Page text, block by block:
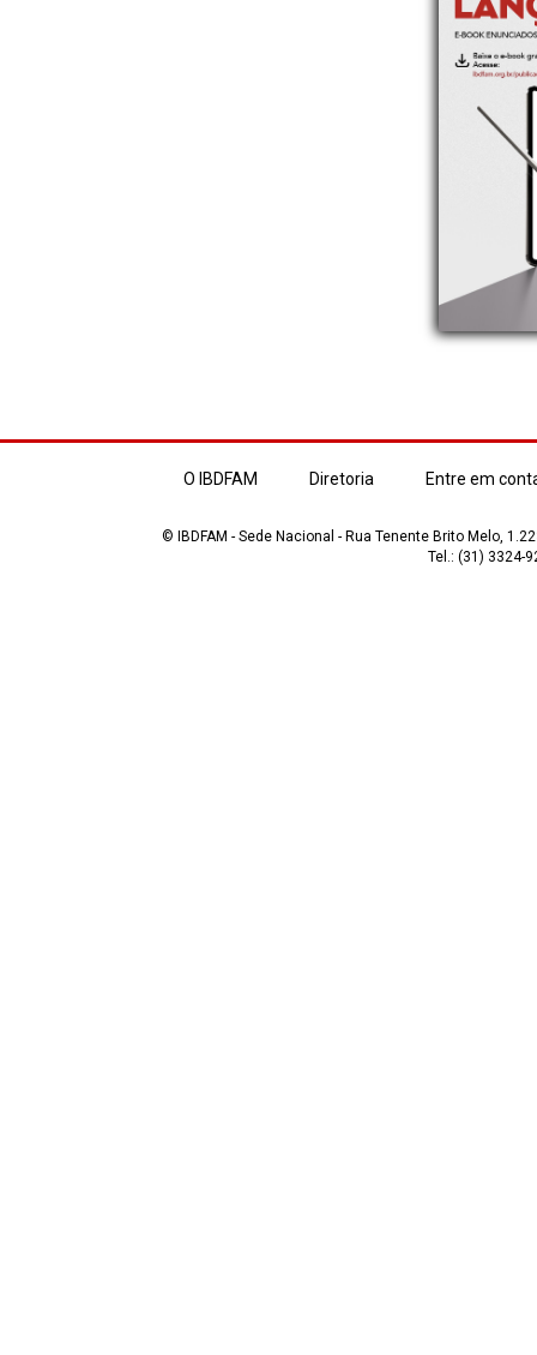
O IBDFAM Diretoria Entre em
© IBDFAM - Sede Nacional - Rua Tenente Brito Melo,
Tel.: (31) 3324-